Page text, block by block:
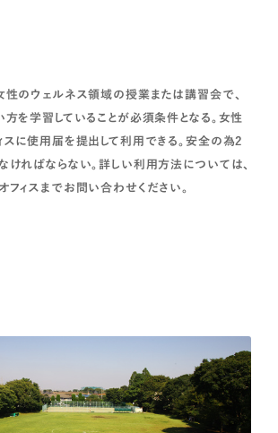
性のウェルネス領域の授業または講習会で、
方を学習していることが必須条件となる。女性
スに使用届を提出して利用できる。安全の為2
ければならない。詳しい利用方法については、
フィスまでお問い合わせください。